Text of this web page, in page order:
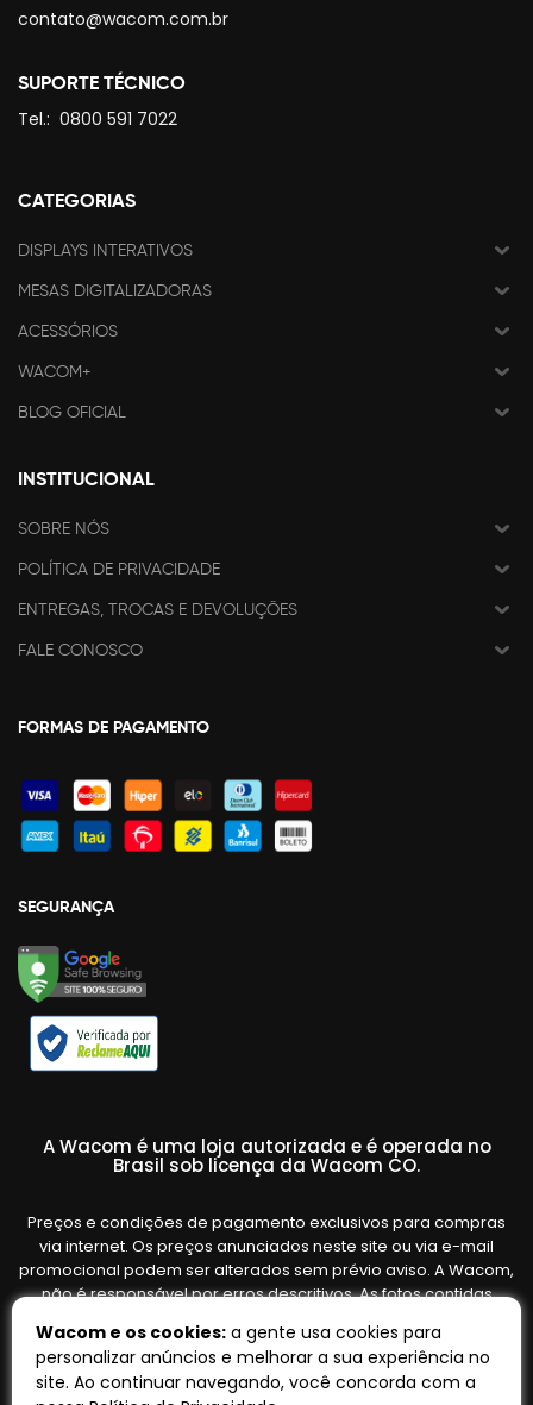
contato@wacom.com.br
SUPORTE TÉCNICO
Tel.: 0800 591 7022
CATEGORIAS
DISPLAYS INTERATIVOS
MESAS DIGITALIZADORAS
ACESSÓRIOS
WACOM+
BLOG OFICIAL
INSTITUCIONAL
SOBRE NÓS
POLÍTICA DE PRIVACIDADE
ENTREGAS, TROCAS E DEVOLUÇÕES
FALE CONOSCO
FORMAS DE PAGAMENTO
SEGURANÇA
A Wacom é uma loja autorizada e é operada no
Brasil sob licença da Wacom CO.
Preços e condições de pagamento exclusivos para compras
via internet. Os preços anunciados neste site ou via e-mail
promocional podem ser alterados sem prévio aviso. A Wacom,
não é responsável por erros descritivos. As fotos contidas
variar de acordo com o fornecedor/lote do fabricante. Ofertas
válidas até o término de nossos estoques. Vendas sujeitas à
análise e confirmação de dados.
Wacom e os cookies: a gente usa cookies para
personalizar anúncios e melhorar a sua experiência no
site. Ao continuar navegando, você concorda com a